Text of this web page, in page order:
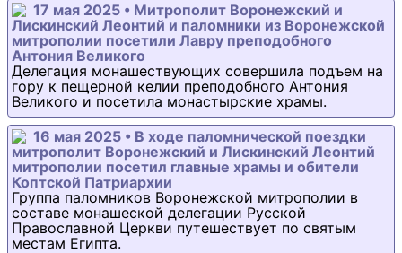
17 мая 2025 • Митрополит Воронежский и
Лискинский Леонтий и паломники из Воронежской
митрополии посетили Лавру преподобного
Антония Великого
Делегация монашествующих совершила подъем на
гору к пещерной келии преподобного Антония
Великого и посетила монастырские храмы.
16 мая 2025 • В ходе паломнической поездки
митрополит Воронежский и Лискинский Леонтий
митрополии посетил главные храмы и обители
Коптской Патриархии
Группа паломников Воронежской митрополии в
составе монашеской делегации Русской
Православной Церкви путешествует по святым
местам Египта.